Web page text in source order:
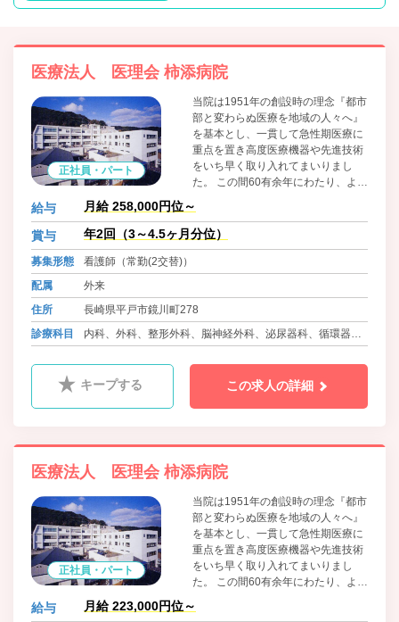
医療法人 医理会 柿添病院
正社員・パート
当院は1951年の創設時の理念『都市
部と変わらぬ医療を地域の人々へ』
を基本とし、一貫して急性期医療に
重点を置き高度医療機器や先進技術
をいち早く取り入れてまいりまし
た。 この間60有余年にわたり、より
念、技術、方法を模索し、改革的に
取り組み、精力的に実行していくこ
とをもって伝統とし、今日に至って
いただけるよう、さらに技術力を高
めることはもとより、在宅医療、回
復期リハビリや心のケアなど、人と
人との心のつながりを何より大切に
給与 月給 258,000円位～
賞与 年2回（3～4.5ヶ月分位）
募集形態
看護師（常勤(2交替)）
配属
外来
住所
長崎県平戸市鏡川町278
診療科目
内科、外科、整形外科、脳神経外科、泌尿器科、循環器内
放射線科
キープする この求人の詳細
医療法人 医理会 柿添病院
正社員・パート
当院は1951年の創設時の理念『都市
部と変わらぬ医療を地域の人々へ』
を基本とし、一貫して急性期医療に
重点を置き高度医療機器や先進技術
をいち早く取り入れてまいりまし
た。 この間60有余年にわたり、より
念、技術、方法を模索し、改革的に
給与 月給 223,000円位～